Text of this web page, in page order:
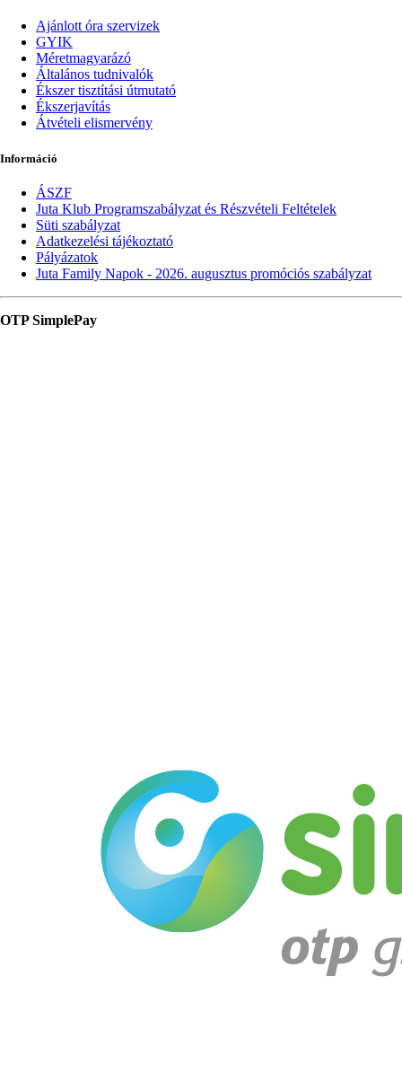
Ajánlott óra szervizek
GYIK
Méretmagyarázó
Általános tudnivalók
Ékszer tisztítási útmutató
Ékszerjavítás
Átvételi elismervény
Információ
ÁSZF
Juta Klub Programszabályzat és Részvételi Feltételek
Süti szabályzat
Adatkezelési tájékoztató
Pályázatok
Juta Family Napok - 2026. augusztus promóciós szabályzat
OTP SimplePay